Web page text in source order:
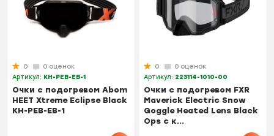
0
0 оценок
Артикул: KH-PEB-EB-1
Очки с подогревом Abom
HEET Xtreme Eclipse Black
KH-PEB-EB-1
0
0 оценок
Артикул: 223114-1010-00
Очки с подогревом FXR
Maverick Electric Snow
Goggle Heated Lens Black
Ops с к...